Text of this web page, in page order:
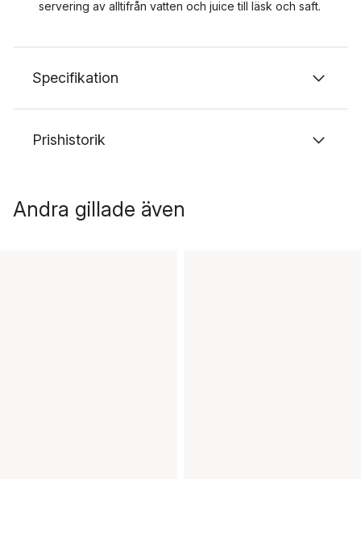
servering av alltifrån vatten och juice till läsk och saft.
Specifikation
Prishistorik
Andra gillade även